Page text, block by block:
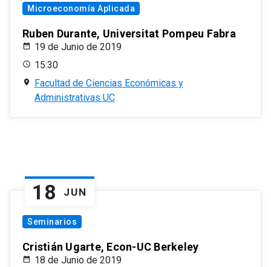
Microeconomía Aplicada
Ruben Durante, Universitat Pompeu Fabra
19 de Junio de 2019
15:30
Facultad de Ciencias Económicas y
Administrativas UC
18 JUN
Seminarios
Cristián Ugarte, Econ-UC Berkeley
18 de Junio de 2019